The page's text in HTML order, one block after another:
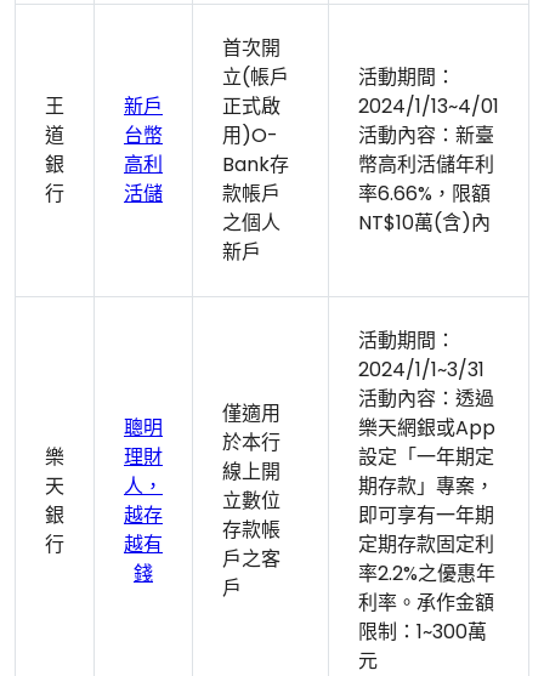
王
道
銀
行
新戶
台幣
高利
活儲
首次開
立(帳戶
正式啟
用)O-
Bank存
款帳戶
之個人
新戶
活動期間：
2024/1/13~4/01
活動內容：新臺
幣高利活儲年利
率6.66%，限額
NT$10萬(含)內
樂
天
銀
行
聰明
理財
人，
越存
越有
錢
僅適用
於本行
線上開
立數位
存款帳
戶之客
戶
活動期間：
2024/1/1~3/31
活動內容：透過
樂天網銀或App
設定「一年期定
期存款」專案，
即可享有一年期
定期存款固定利
率2.2%之優惠年
利率。承作金額
限制：1~300萬
元